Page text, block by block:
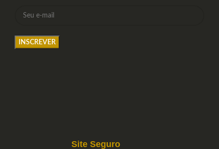
Site Seguro